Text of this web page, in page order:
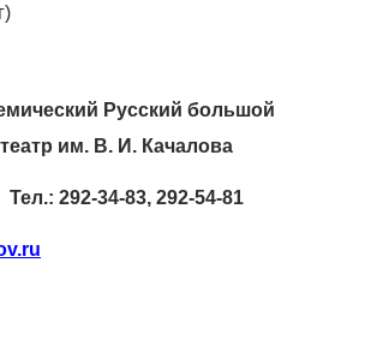
Русский большой
им. В. И. Качалова
292-34-83, 292-54-81